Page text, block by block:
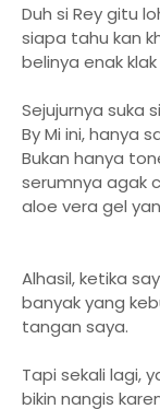
Duh si Rey gitu
siapa tahu kan
belinya enak
Sejujurnya suka
By Mi ini, hanya
Bukan hanya
serumnya agak
aloe vera gel
Alhasil, ketika
banyak yang
tangan saya.
Tapi sekali lagi,
bikin nangis